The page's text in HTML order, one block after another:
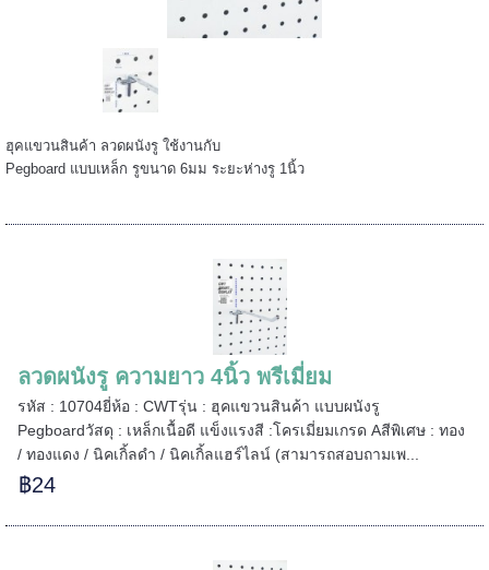
ฮุคแขวนสินค้า ลวดผนังรู ใช้งานกับ
Pegboard แบบเหล็ก รูขนาด 6มม ระยะห่างรู 1นิ้ว
ลวดผนังรู ความยาว 4นิ้ว พรีเมี่ยม
รหัส : 10704ยี่ห้อ : CWTรุ่น : ฮุคแขวนสินค้า แบบผนังรู
Pegboardวัสดุ : เหล็กเนื้อดี แข็งแรงสี :โครเมี่ยมเกรด Aสีพิเศษ : ทอง
/ ทองแดง / นิคเกิ้ลดำ / นิคเกิ้ลแฮร์ไลน์ (สามารถสอบถามเพ...
฿24